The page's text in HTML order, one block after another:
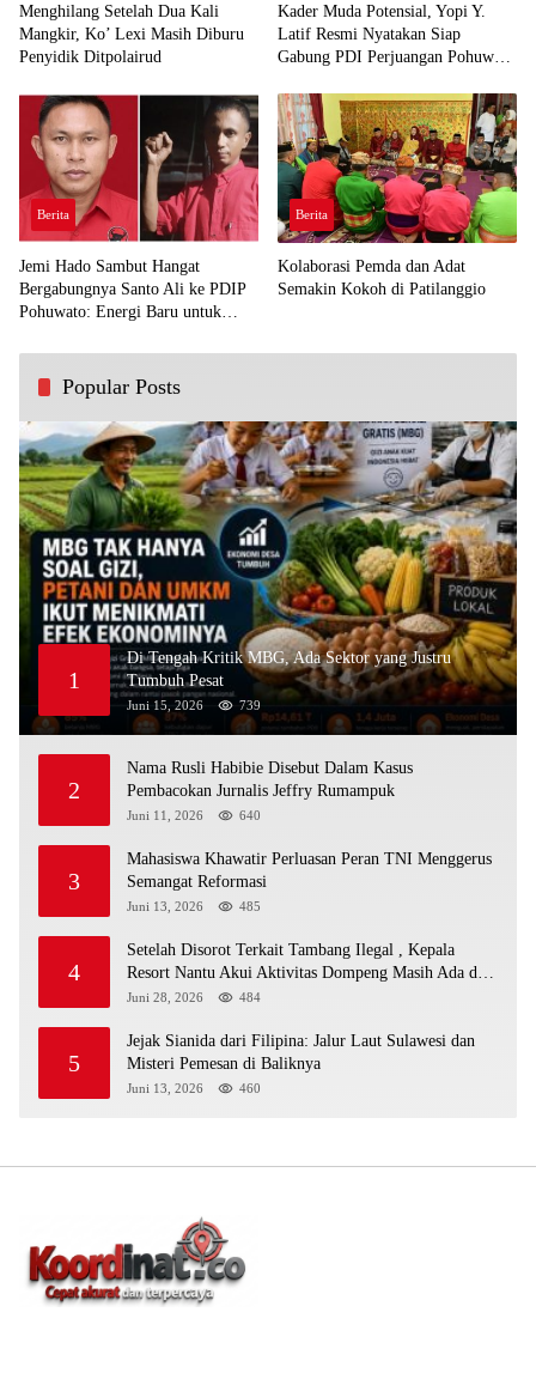
Menghilang Setelah Dua Kali
Mangkir, Ko’ Lexi Masih Diburu
Penyidik Ditpolairud
Kader Muda Potensial, Yopi Y.
Latif Resmi Nyatakan Siap
Gabung PDI Perjuangan Pohuwato
Berita
Jemi Hado Sambut Hangat
Bergabungnya Santo Ali ke PDIP
Pohuwato: Energi Baru untuk
Berita
Kolaborasi Pemda dan Adat
Semakin Kokoh di Patilanggio
Popular Posts
1
Di Tengah Kritik MBG, Ada Sektor yang Justru
Tumbuh Pesat
Juni 15, 2026 739
2
Nama Rusli Habibie Disebut Dalam Kasus
Pembacokan Jurnalis Jeffry Rumampuk
Juni 11, 2026 640
3
Mahasiswa Khawatir Perluasan Peran TNI Menggerus
Semangat Reformasi
Juni 13, 2026 485
4
Setelah Disorot Terkait Tambang Ilegal , Kepala
Resort Nantu Akui Aktivitas Dompeng Masih Ada di
Kawasan Konservasi
Juni 28, 2026 484
5
Jejak Sianida dari Filipina: Jalur Laut Sulawesi dan
Misteri Pemesan di Baliknya
Juni 13, 2026 460